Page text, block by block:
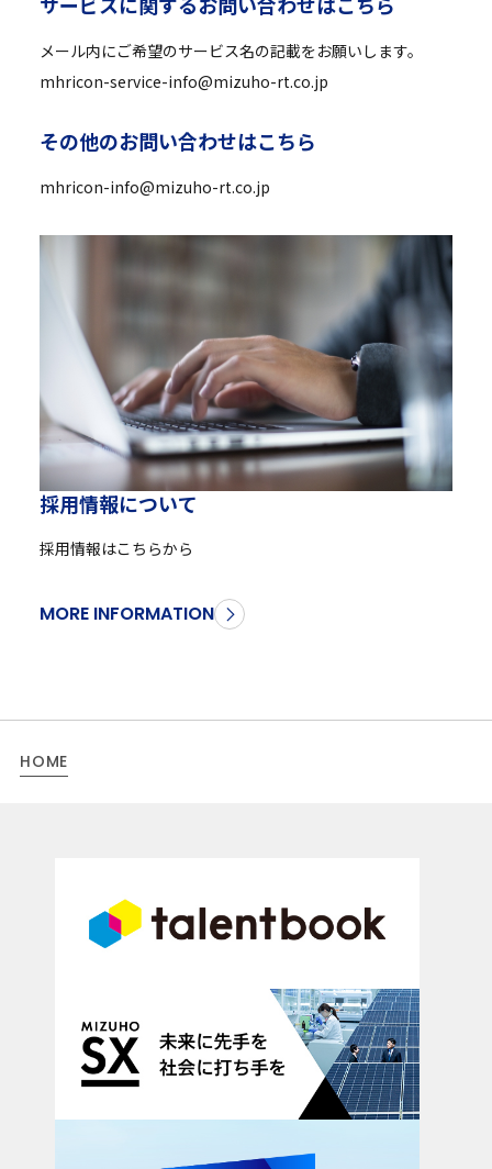
メール内にご希望のサービス名の記載をお願いします。
mhricon-service-info@mizuho-rt.co.jp
その他のお問い合わせはこちら
mhricon-info@mizuho-rt.co.jp
採用情報について
採用情報はこちらから
MORE INFORMATION
HOME